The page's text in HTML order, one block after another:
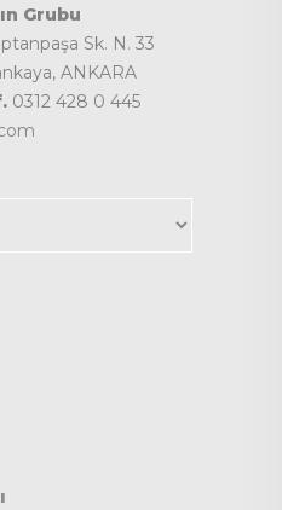
Grubu
Sk. N. 33
ANKARA
0312 428 0 445